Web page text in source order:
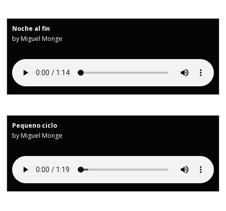
Noche al fin
by Miguel Monge
Pequeno ciclo
by Miguel Monge